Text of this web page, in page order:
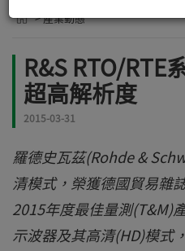
> 產業動態
R&S RTO/RTE
超高解析度
2015-03-31
羅德史瓦茲(Rohde &
清模式，榮獲德國貿易雜
2015年度最佳量測(T&M)
示波器及其高清(HD)模式
您
E-
mail